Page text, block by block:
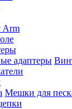
Arm
Мешки для